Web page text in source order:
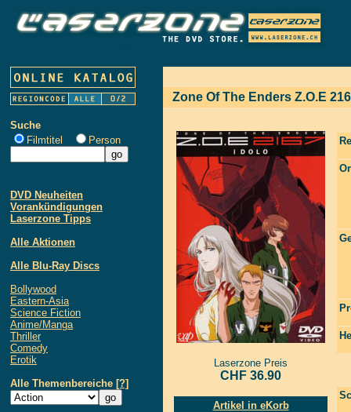
Suche
Filmtitel
Person
DVD Neuheiten
Vorankündigungen
Laserzone Tipps
Alle Aktionen
Alle Blu-Ray Discs
Bollywood
Eastern-Asia
Science Fiction
Anime/Manga
Thriller
Comedy
Erotik
Alle Themenbereiche [?]
Zone Of The Enders Z.O.E
Laserzone Preis
CHF 36.90
Artikel in eKorb